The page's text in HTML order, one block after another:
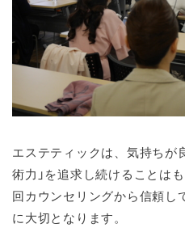
エステティックは、気持ちが
術力」を追求し続けることは
回カウンセリングから信頼し
に大切となります。